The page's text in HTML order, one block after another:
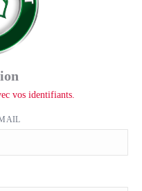
vos identifiants.